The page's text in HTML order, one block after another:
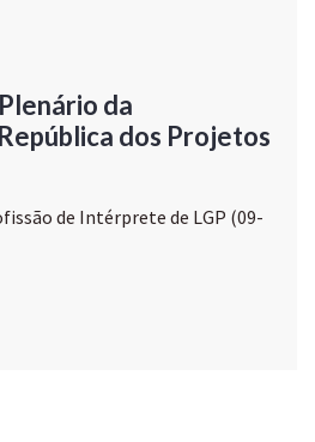
da
dos Projetos
de Intérprete de LGP (09-